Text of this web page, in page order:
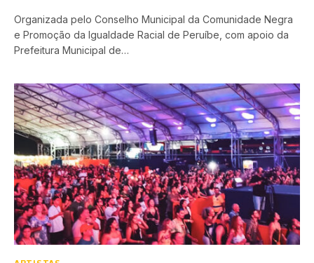
Organizada pelo Conselho Municipal da Comunidade Negra
e Promoção da Igualdade Racial de Peruíbe, com apoio da
Prefeitura Municipal de…